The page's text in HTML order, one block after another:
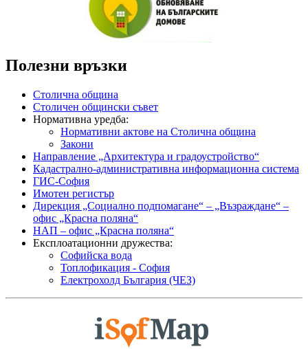
Полезни връзки
Столична община
Столичен общински съвет
Нормативна уредба:
Нормативни актове на Столична община
Закони
Направление „Архитектура и градоустройство“
Кадастрално-административна информационна система
ГИС-София
Имотен регистър
Дирекция „Социално подпомагане“ – „Възраждане“ –
офис „Красна поляна“
НАП – офис „Красна поляна“
Експлоатационни дружества:
Софийска вода
Топлофикация - София
Електрохолд България (ЧЕЗ)